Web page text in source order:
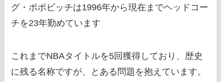
グ・ポポビッチは1996年から現在までヘッドコー
チを23年勤めています
これまでNBAタイトルを5回獲得しており、歴史
に残る名称ですが、とある問題を抱えています。